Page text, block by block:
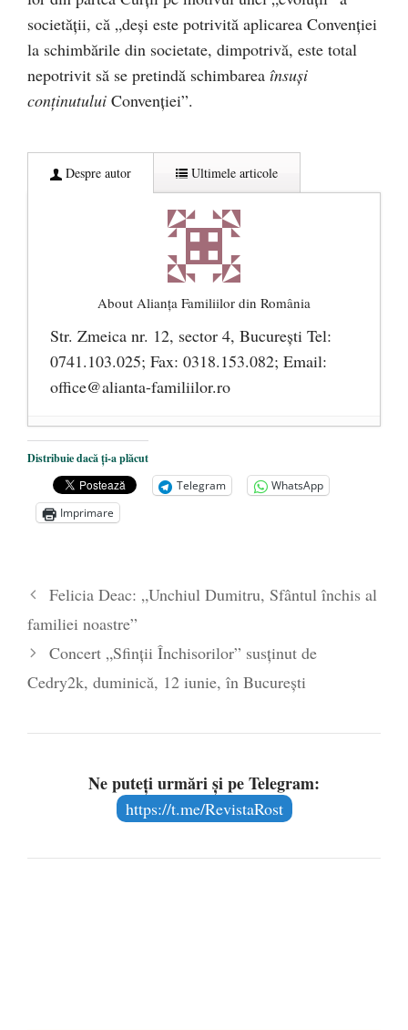
societății, că „deși este potrivită aplicarea Convenției
la schimbările din societate, dimpotrivă, este total
nepotrivit să se pretindă schimbarea însuși
conținutului Convenției”.
Despre autor Ultimele articole
About Alianţa Familiilor din România
Str. Zmeica nr. 12, sector 4, București Tel:
0741.103.025; Fax: 0318.153.082; Email:
office@alianta-familiilor.ro
Cioloș, Cîțu și Iohannis încearcă să pună
România sub steagul curcubeului - 1 iulie
2021
Un blestem care aspiră la realitate:
Parada confuziei sexuale - 20 iunie 2019
Distribuie dacă ți-a plăcut
Telegram
WhatsApp
Imprimare
Felicia Deac: „Unchiul Dumitru, Sfântul închis al
familiei noastre”
Concert „Sfinții Închisorilor” susținut de
Cedry2k, duminică, 12 iunie, în București
Ne puteți urmări și pe Telegram:
https://t.me/RevistaRost